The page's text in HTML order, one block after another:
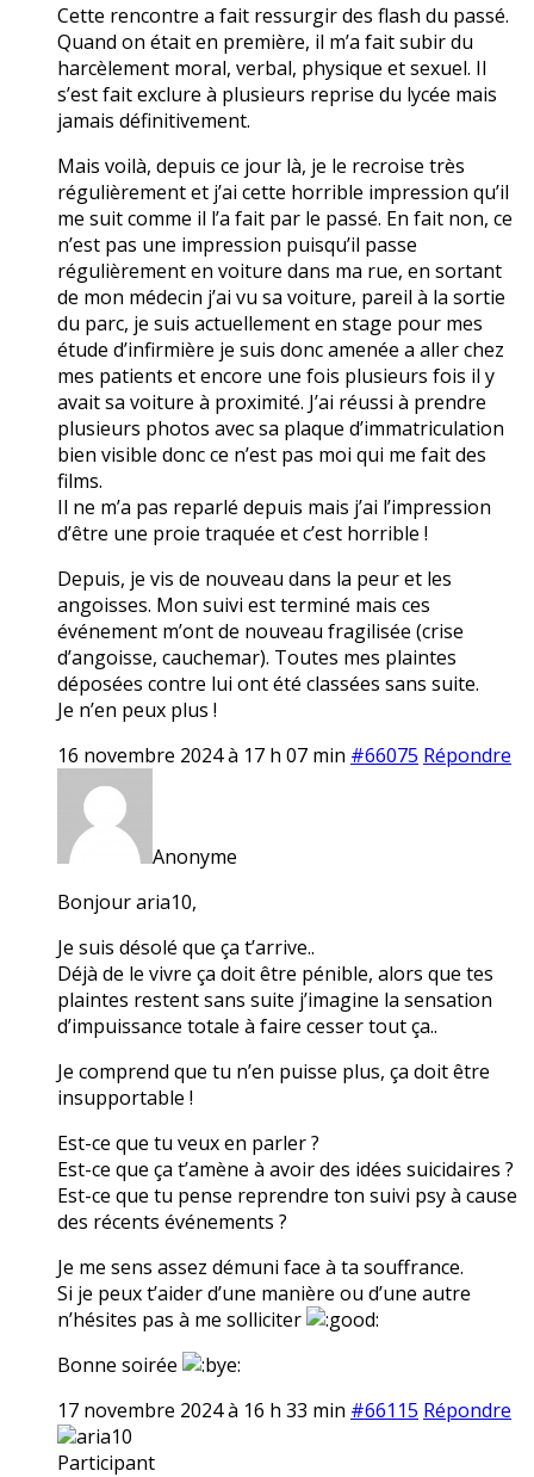
Cette rencontre a fait ressurgir des flash du passé.
Quand on était en première, il m’a fait subir du
harcèlement moral, verbal, physique et sexuel. Il
s’est fait exclure à plusieurs reprise du lycée mais
jamais définitivement.
Mais voilà, depuis ce jour là, je le recroise très
régulièrement et j’ai cette horrible impression qu’il
me suit comme il l’a fait par le passé. En fait non, ce
n’est pas une impression puisqu’il passe
régulièrement en voiture dans ma rue, en sortant
de mon médecin j’ai vu sa voiture, pareil à la sortie
du parc, je suis actuellement en stage pour mes
étude d’infirmière je suis donc amenée a aller chez
mes patients et encore une fois plusieurs fois il y
avait sa voiture à proximité. J’ai réussi à prendre
plusieurs photos avec sa plaque d’immatriculation
bien visible donc ce n’est pas moi qui me fait des
films.
Il ne m’a pas reparlé depuis mais j’ai l’impression
d’être une proie traquée et c’est horrible !
Depuis, je vis de nouveau dans la peur et les
angoisses. Mon suivi est terminé mais ces
événement m’ont de nouveau fragilisée (crise
d’angoisse, cauchemar). Toutes mes plaintes
déposées contre lui ont été classées sans suite.
Je n’en peux plus !
16 novembre 2024 à 17 h 07 min #66075 Répondre
Anonyme
Bonjour aria10,
Je suis désolé que ça t’arrive..
Déjà de le vivre ça doit être pénible, alors que tes
plaintes restent sans suite j’imagine la sensation
d’impuissance totale à faire cesser tout ça..
Je comprend que tu n’en puisse plus, ça doit être
insupportable !
Est-ce que tu veux en parler ?
Est-ce que ça t’amène à avoir des idées suicidaires ?
Est-ce que tu pense reprendre ton suivi psy à cause
des récents événements ?
Je me sens assez démuni face à ta souffrance.
Si je peux t’aider d’une manière ou d’une autre
n’hésites pas à me solliciter
Bonne soirée
17 novembre 2024 à 16 h 33 min #66115 Répondre
aria10
Participant